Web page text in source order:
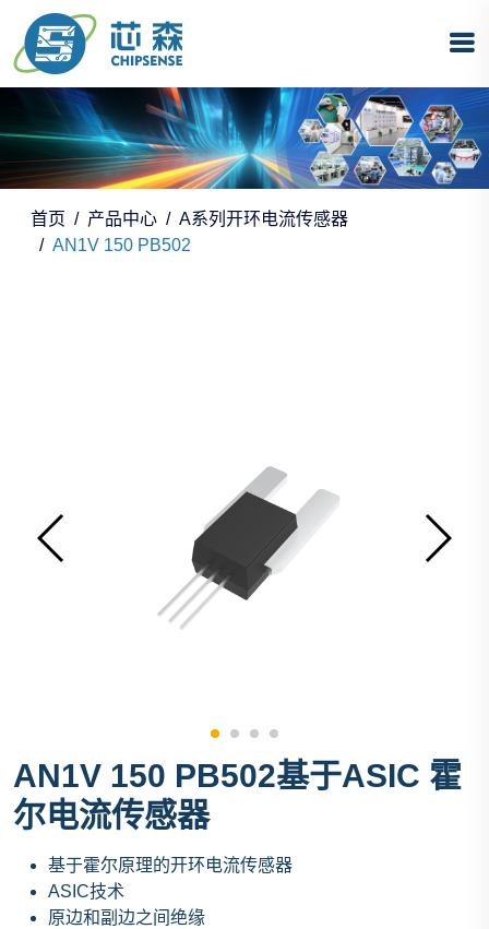
首页 产品中心
A系列开环电流传感器
AN1V 150 PB502
AN1V 150 PB502基于ASIC 霍
尔电流传感器
基于霍尔原理的开环电流传感器
ASIC技术
原边和副边之间绝缘